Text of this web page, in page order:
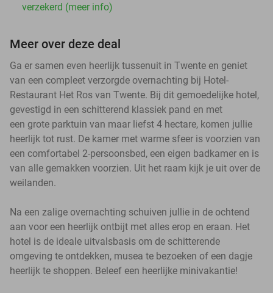
verzekerd (meer info)
Meer over deze deal
Ga er samen even heerlijk tussenuit in Twente en geniet
van een compleet verzorgde overnachting bij Hotel-
Restaurant Het Ros van Twente. Bij dit gemoedelijke hotel,
gevestigd in een schitterend klassiek pand en met
een grote parktuin van maar liefst 4 hectare, komen jullie
heerlijk tot rust. De kamer met warme sfeer is voorzien van
een comfortabel 2-persoonsbed, een eigen badkamer en is
van alle gemakken voorzien. Uit het raam kijk je uit over de
weilanden.
Na een zalige overnachting schuiven jullie in de ochtend
aan voor een heerlijk ontbijt met alles erop en eraan. Het
hotel is de ideale uitvalsbasis om de schitterende
omgeving te ontdekken, musea te bezoeken of een dagje
heerlijk te shoppen. Beleef een heerlijke minivakantie!